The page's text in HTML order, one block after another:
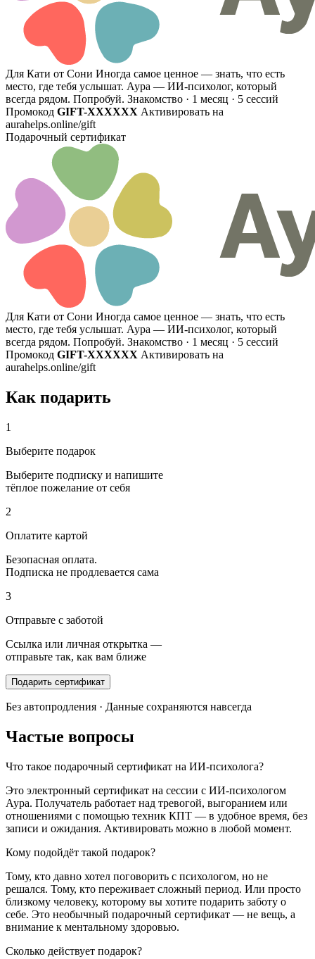
Для Кати от Сони Иногда самое ценное — знать, что есть
место, где тебя услышат. Аура — ИИ-психолог, который
всегда рядом. Попробуй. Знакомство · 1 месяц · 5 сессий
Промокод GIFT-XXXXXX Активировать на
aurahelps.online/gift
Подарочный сертификат
Для Кати от Сони Иногда самое ценное — знать, что есть
место, где тебя услышат. Аура — ИИ-психолог, который
всегда рядом. Попробуй. Знакомство · 1 месяц · 5 сессий
Промокод GIFT-XXXXXX Активировать на
aurahelps.online/gift
Как подарить
1
Выберите подарок
Выберите подписку и напишите
тёплое пожелание от себя
2
Оплатите картой
Безопасная оплата.
Подписка не продлевается сама
3
Отправьте с заботой
Ссылка или личная открытка —
отправьте так, как вам ближе
Подарить сертификат
Без автопродления · Данные сохраняются навсегда
Частые вопросы
Что такое подарочный сертификат на ИИ-психолога?
Это электронный сертификат на сессии с ИИ-психологом
Аура. Получатель работает над тревогой, выгоранием или
отношениями с помощью техник КПТ — в удобное время, без
записи и ожидания. Активировать можно в любой момент.
Кому подойдёт такой подарок?
Тому, кто давно хотел поговорить с психологом, но не
решался. Тому, кто переживает сложный период. Или просто
близкому человеку, которому вы хотите подарить заботу о
себе. Это необычный подарочный сертификат — не вещь, а
внимание к ментальному здоровью.
Сколько действует подарок?